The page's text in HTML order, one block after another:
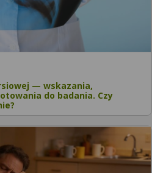
— wskazania,
do badania. Czy